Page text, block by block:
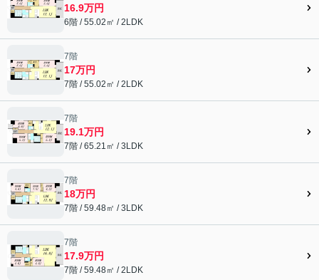
16.9万円
6階 / 55.02㎡ / 2LDK
7階
17万円
7階 / 55.02㎡ / 2LDK
7階
19.1万円
7階 / 65.21㎡ / 3LDK
7階
18万円
7階 / 59.48㎡ / 3LDK
7階
17.9万円
7階 / 59.48㎡ / 2LDK